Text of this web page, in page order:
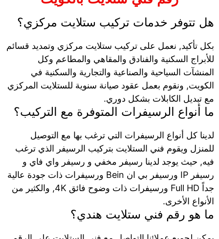
هل تتوفر خدمات تركيب ستلايت مركزي؟
بكل تأكيد, نعمل على تركيب ستلايت مركزي وتمديد قسائم
للأبراج السكنية والفنادق والمقاهي والمطاعم وكل
المنشآت السياحية والصناعية والتجارية والسكنية في
الكويت, ونقوم بعمل عقود صيانة سنوية للستلايت المركزي
مع تبديل الكابلات بشكل دوري.
ما أنواع الرسيفرات المتوفرة مع التركيب؟
لدينا كل أنواع الرسيفرات التي ترغب بها مع التوصيل
للمنزل ويقوم فني الستلايت بتركيب الرسيفر الذي ترغب
فيه, حيث يوجد لدينا رسيفر مخفي و رسيفر واي فاي و
رسيفر IP ورسيفر بي ان Bein ورسيفرات ذات جودة عالية
جداً Full HD ورسيفرات ذات وضوح فائق 4K, والكثير من
الأنواع الأخرى.
ما هو رقم فني ستلايت هندي؟